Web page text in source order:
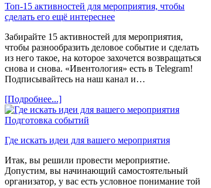
Топ-15 активностей для мероприятия, чтобы
сделать его ещё интереснее
Забирайте 15 активностей для мероприятия,
чтобы разнообразить деловое событие и сделать
из него такое, на которое захочется возвращаться
снова и снова. «Ивентология» есть в Telegram!
Подписывайтесь на наш канал и…
[Подробнее...]
Подготовка событий
Где искать идеи для вашего мероприятия
Итак, вы решили провести мероприятие.
Допустим, вы начинающий самостоятельный
организатор, у вас есть условное понимание той